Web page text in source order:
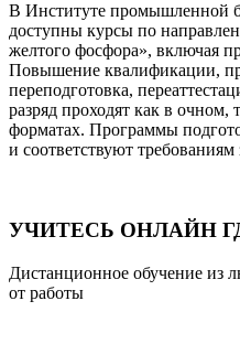
В Институте промышленной
доступны курсы по
желтого фосфора», включая
Повышение квалификации,
переподготовка,
разряд проходят как в
форматах. Программы
и соответствуют требованиям
УЧИТЕСЬ ОНЛАЙН
Дистанционное обучение из
от работы